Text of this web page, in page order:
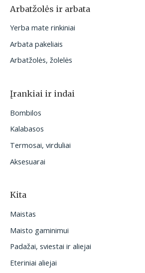
Arbatžolės ir arbata
Yerba mate rinkiniai
Arbata pakeliais
Arbatžolės, žolelės
Įrankiai ir indai
Bombilos
Kalabasos
Termosai, virduliai
Aksesuarai
Kita
Maistas
Maisto gaminimui
Padažai, sviestai ir aliejai
Eteriniai aliejai